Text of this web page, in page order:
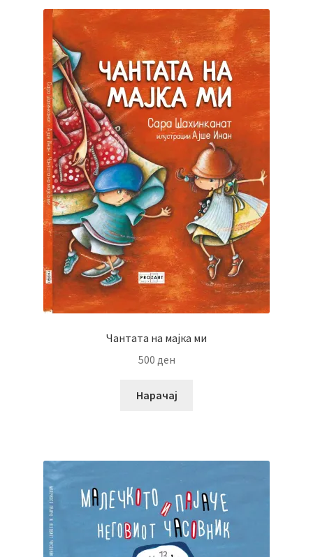
Чантата на мајка ми
500 ден
Нарачај